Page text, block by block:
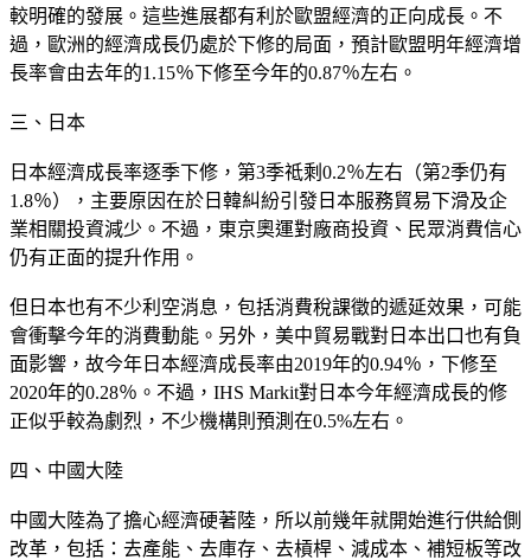
較明確的發展。這些進展都有利於歐盟經濟的正向成長。不
過，歐洲的經濟成長仍處於下修的局面，預計歐盟明年經濟增
長率會由去年的1.15％下修至今年的0.87％左右。
三、日本
日本經濟成長率逐季下修，第3季祗剩0.2％左右（第2季仍有
1.8％），主要原因在於日韓糾紛引發日本服務貿易下滑及企
業相關投資減少。不過，東京奧運對廠商投資、民眾消費信心
仍有正面的提升作用。
但日本也有不少利空消息，包括消費稅課徵的遞延效果，可能
會衝擊今年的消費動能。另外，美中貿易戰對日本出口也有負
面影響，故今年日本經濟成長率由2019年的0.94％，下修至
2020年的0.28％。不過，IHS Markit對日本今年經濟成長的修
正似乎較為劇烈，不少機構則預測在0.5%左右。
四、中國大陸
中國大陸為了擔心經濟硬著陸，所以前幾年就開始進行供給側
改革，包括：去產能、去庫存、去槓桿、減成本、補短板等改